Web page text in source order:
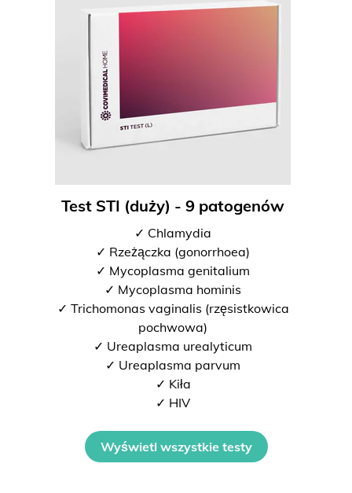
Test STI (duży) - 9 patogenów
✓ Chlamydia
✓ Rzeżączka (gonorrhoea)
✓ Mycoplasma genitalium
✓ Mycoplasma hominis
✓ Trichomonas vaginalis (rzęsistkowica
pochwowa)
✓ Ureaplasma urealyticum
✓ Ureaplasma parvum
✓ Kiła
✓ HIV
Wyświetl wszystkie testy